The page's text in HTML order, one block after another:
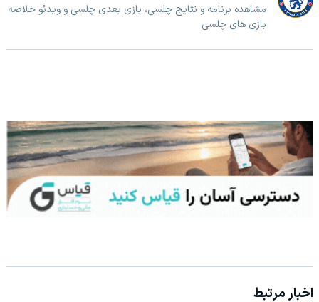
مشاهده برنامه و نتایج چلسی، بازی بعدی چلسی و ویدئو خلاصه
بازی های چلسی
اخبار مرتبط